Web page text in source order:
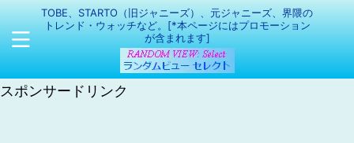
TOBE、STARTO（旧ジャニーズ）、元ジャニーズ、界隈の
トレンド・ウォッチなど。[*本ページにはプロモーション
が含まれます]
スポンサードリンク